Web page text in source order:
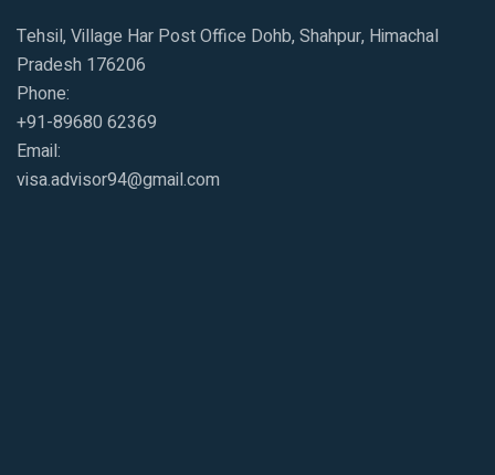
Tehsil, Village Har Post Office Dohb, Shahpur, Himachal
Pradesh 176206
Phone:
+91-89680 62369
Email:
visa.advisor94@gmail.com